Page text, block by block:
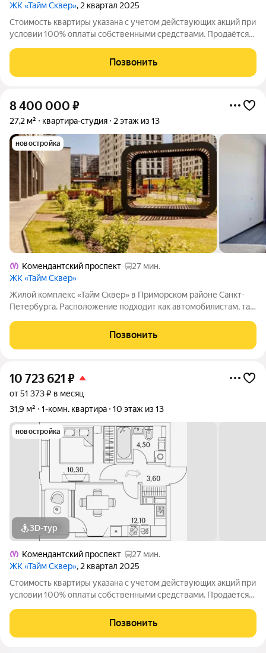
ЖК «Тайм Сквер», 2 квартал 2025
Стоимость квартиры указана с учетом действующих акций при
условии 100% оплаты собственными средствами. Продаётся
«РСТИ» (Росстройинвест). Квартира находится в 13 этажном
доме, в Корпус К9 - Тайм
Позвонить
8 400 000 ₽
27,2 м² квартира-студия 2 этаж из 13
новостройка
Комендантский проспект
27 мин.
ЖК «Тайм Сквер»
Жилой комплекс «Тайм Сквер» в Приморском районе Санкт-
Петербурга. Расположение подходит как автомобилистам, так
домами находятся выезды на КАД и Западный скоростной
диаметр. До станции метро
Позвонить
10 723 621 ₽
от 51 373 ₽ в месяц
31,9 м²
1-комн. квартира 10 этаж из 13
новостройка
3D-тур
Комендантский проспект
27 мин.
ЖК «Тайм Сквер», 2 квартал 2025
Стоимость квартиры указана с учетом действующих акций при
условии 100% оплаты собственными средствами. Продаётся
«РСТИ» (Росстройинвест). Квартира находится в 13 этажном
доме, в Корпус К10 - Тайм
Позвонить